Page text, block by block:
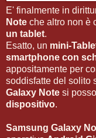
E' finalmente in
Note che altro non è
un tablet.
Esatto, un mini-
smartphone con
appositamente per
soddisfatte del solito
Galaxy Note si
dispositivo.
Samsung Galaxy